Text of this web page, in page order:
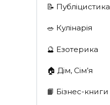
📝 Публіцистика
🥗 Кулінарія
🔮 Езотерика
🏠 Дім, Сім’я
📙 Бізнес-книги